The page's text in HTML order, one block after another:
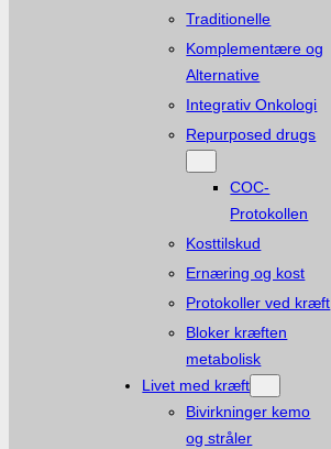
Traditionelle
Komplementære og
Alternative
Integrativ Onkologi
Repurposed drugs
COC-
Protokollen
Kosttilskud
Ernæring og kost
Protokoller ved kræft
Bloker kræften
metabolisk
Livet med kræft
Bivirkninger kemo
og stråler